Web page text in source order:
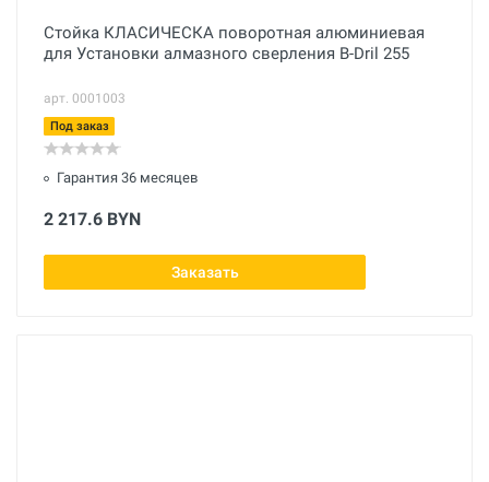
Стойка КЛАСИЧЕСКА поворотная алюминиевая
для Установки алмазного сверления B-Dril 255
арт. 0001003
Под заказ
Гарантия 36 месяцев
2 217.6 BYN
Заказать